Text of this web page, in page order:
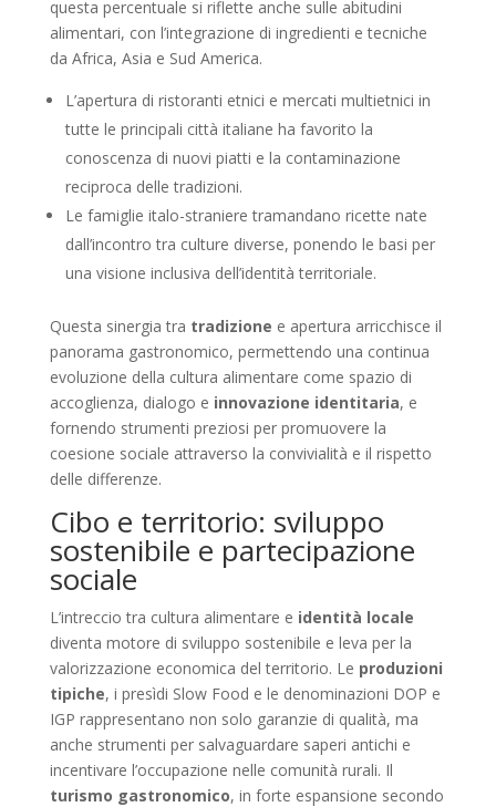
questa percentuale si riflette anche sulle abitudini
alimentari, con l’integrazione di ingredienti e tecniche
da Africa, Asia e Sud America.
L’apertura di ristoranti etnici e mercati multietnici in
tutte le principali città italiane ha favorito la
conoscenza di nuovi piatti e la contaminazione
reciproca delle tradizioni.
Le famiglie italo-straniere tramandano ricette nate
dall’incontro tra culture diverse, ponendo le basi per
una visione inclusiva dell’identità territoriale.
Questa sinergia tra tradizione e apertura arricchisce il
panorama gastronomico, permettendo una continua
evoluzione della cultura alimentare come spazio di
accoglienza, dialogo e innovazione identitaria, e
fornendo strumenti preziosi per promuovere la
coesione sociale attraverso la convivialità e il rispetto
delle differenze.
Cibo e territorio: sviluppo
sostenibile e partecipazione
sociale
L’intreccio tra cultura alimentare e identità locale
diventa motore di sviluppo sostenibile e leva per la
valorizzazione economica del territorio. Le produzioni
tipiche, i presìdi Slow Food e le denominazioni DOP e
IGP rappresentano non solo garanzie di qualità, ma
anche strumenti per salvaguardare saperi antichi e
incentivare l’occupazione nelle comunità rurali. Il
turismo gastronomico, in forte espansione secondo